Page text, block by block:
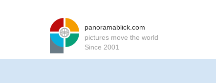
panoramablick.com
pictures move the world
Since 2001